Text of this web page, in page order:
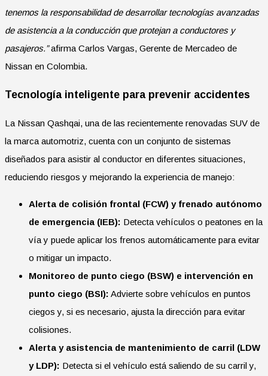
tenemos la responsabilidad de desarrollar tecnologías avanzadas
de asistencia a la conducción que protejan a conductores y
pasajeros.”afirma Carlos Vargas, Gerente de Mercadeo de
Nissan en Colombia.
Tecnología inteligente para prevenir accidentes
La Nissan Qashqai, una de las recientemente renovadas SUV de
la marca automotriz, cuenta con un conjunto de sistemas
diseñados para asistir al conductor en diferentes situaciones,
reduciendo riesgos y mejorando la experiencia de manejo:
Alerta de colisión frontal (FCW) y frenado autónomo
de emergencia (IEB): Detecta vehículos o peatones en la
vía y puede aplicar los frenos automáticamente para evitar
o mitigar un impacto.
Monitoreo de punto ciego (BSW) e intervención en
punto ciego (BSI): Advierte sobre vehículos en puntos
ciegos y, si es necesario, ajusta la dirección para evitar
colisiones.
Alerta y asistencia de mantenimiento de carril (LDW
y LDP): Detecta si el vehículo está saliendo de su carril y,